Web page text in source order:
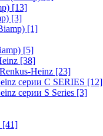
[13]
[3]
[1]
[5]
[38]
Heinz [23]
серии C SERIES [12]
серии S Series [3]
[41]